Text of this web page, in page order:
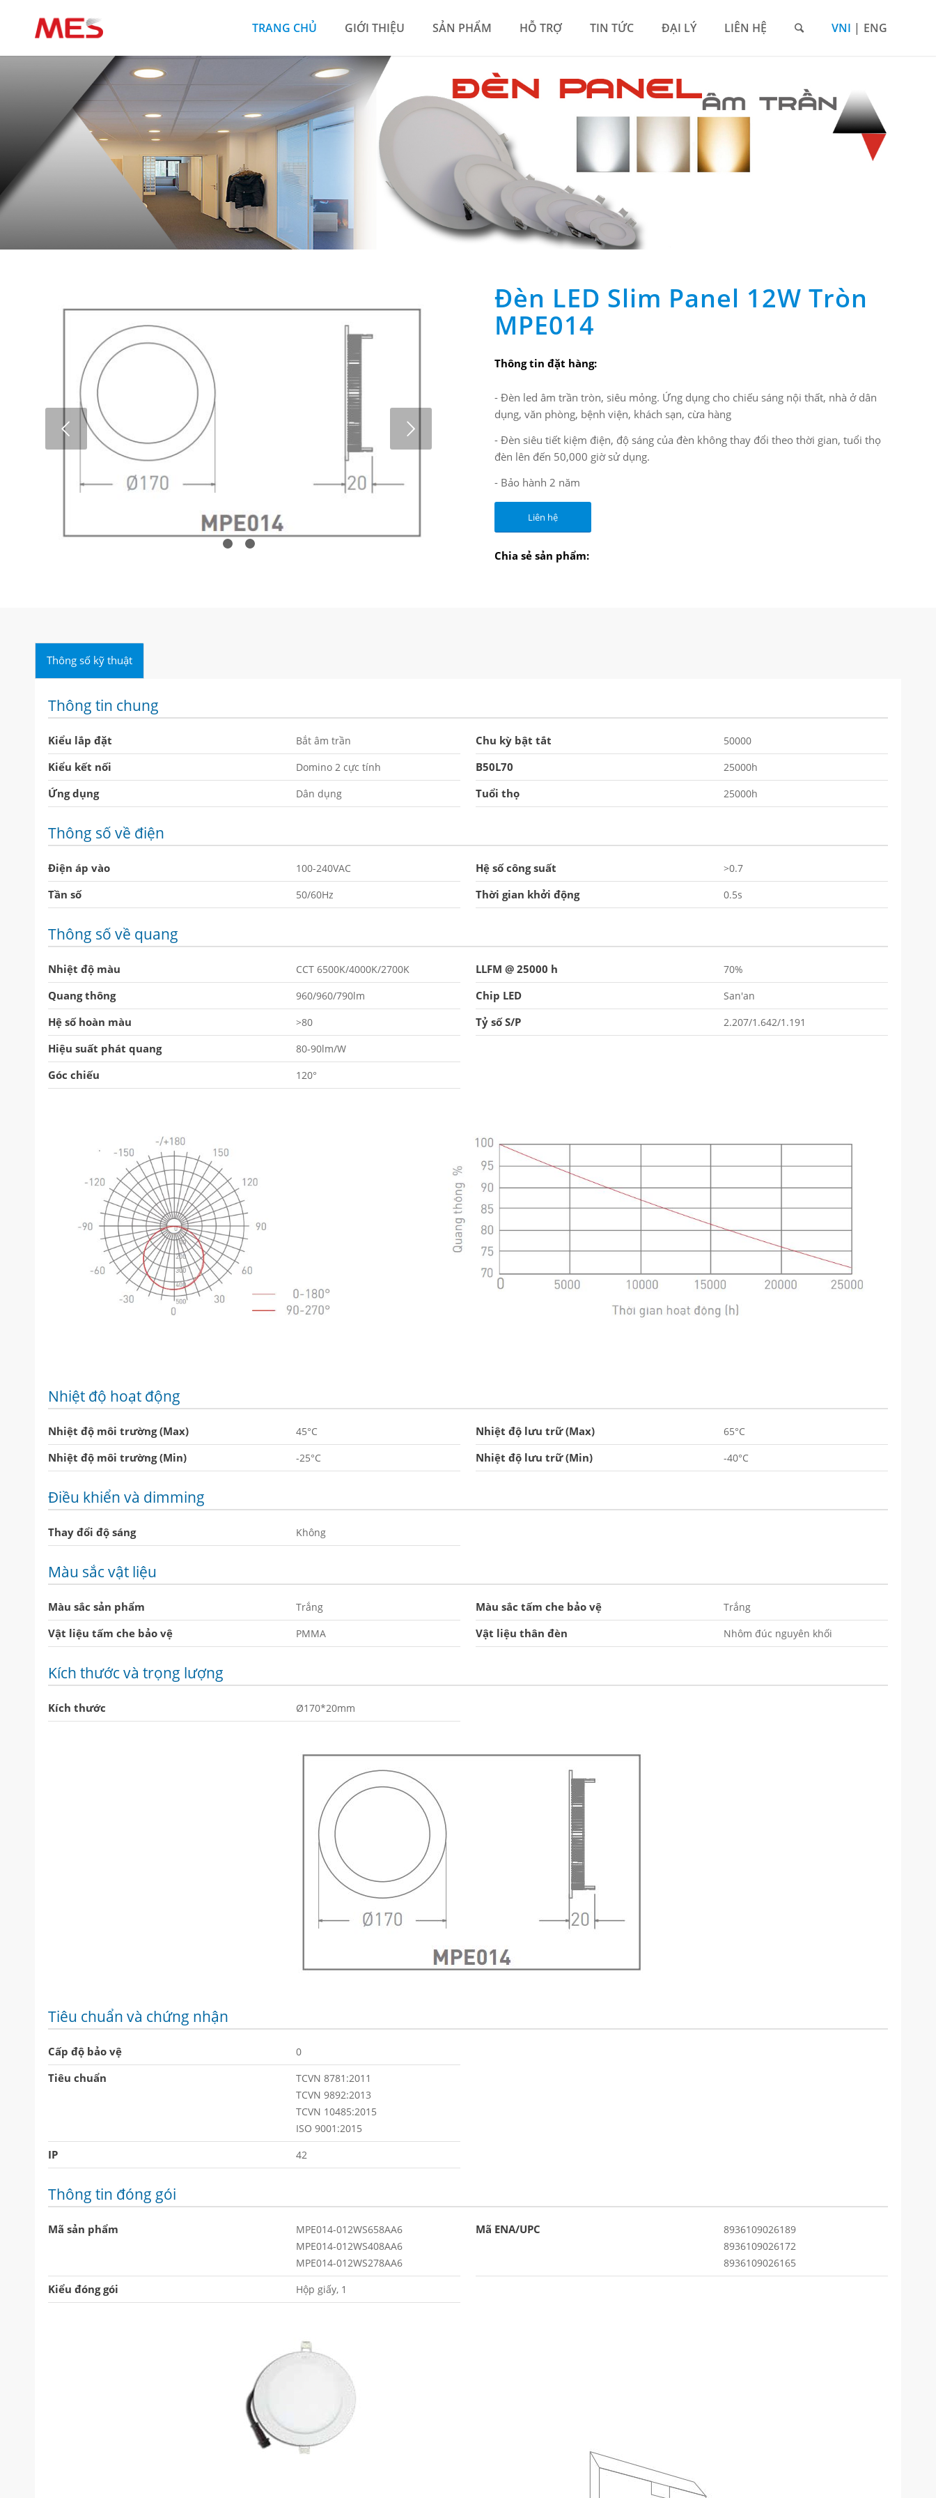
TRANG CHỦ GIỚI THIỆU SẢN PHẨM HỖ TRỢ TIN TỨC ĐẠI LÝ LIÊN HỆ VNI ENG
Đèn LED Slim Panel 12W Tròn
MPE014
Thông tin đặt hàng:
- Đèn led âm trần tròn, siêu mỏng. Ứng dụng cho chiếu sáng nội thất, nhà ở dân
dụng, văn phòng, bệnh viện, khách sạn, cừa hàng
- Đèn siêu tiết kiệm điện, độ sáng của đèn không thay đổi theo thời gian, tuổi thọ
đèn lên đến 50,000 giờ sử dụng.
- Bảo hành 2 năm
Liên hệ
Chia sẻ sản phẩm:
Thông số kỹ thuật
Thông tin chung
Kiểu lắp đặt Bắt âm trần
Kiểu kết nối Domino 2 cực tính
Ứng dụng Dân dụng
Chu kỳ bật tắt 50000
B50L70 25000h
Tuổi thọ 25000h
Thông số về điện
Điện áp vào 100-240VAC
Tần số 50/60Hz
Hệ số công suất >0.7
Thời gian khởi động 0.5s
Thông số về quang
Nhiệt độ màu CCT 6500K/4000K/2700K
Quang thông 960/960/790lm
Hệ số hoàn màu >80
Hiệu suất phát quang 80-90lm/W
Góc chiếu 120°
LLFM @ 25000 h 70%
Chip LED San'an
Tỷ số S/P 2.207/1.642/1.191
Nhiệt độ hoạt động
Nhiệt độ môi trường (Max) 45°C
Nhiệt độ môi trường (Min) -25°C
Nhiệt độ lưu trữ (Max) 65°C
Nhiệt độ lưu trữ (Min) -40°C
Điều khiển và dimming
Thay đổi độ sáng Không
Màu sắc vật liệu
Màu sắc sản phẩm Trắng
Vật liệu tấm che bảo vệ PMMA
Màu sắc tấm che bảo vệ Trắng
Vật liệu thân đèn Nhôm đúc nguyên khối
Kích thước và trọng lượng
Kích thước Ø170*20mm
Tiêu chuẩn và chứng nhận
Cấp độ bảo vệ 0
Tiêu chuẩn
TCVN 8781:2011
TCVN 9892:2013
TCVN 10485:2015
ISO 9001:2015
IP 42
Thông tin đóng gói
Mã sản phẩm
MPE014-012WS658AA6
MPE014-012WS408AA6
MPE014-012WS278AA6
Kiểu đóng gói Hộp giấy, 1
Mã ENA/UPC
8936109026189
8936109026172
8936109026165